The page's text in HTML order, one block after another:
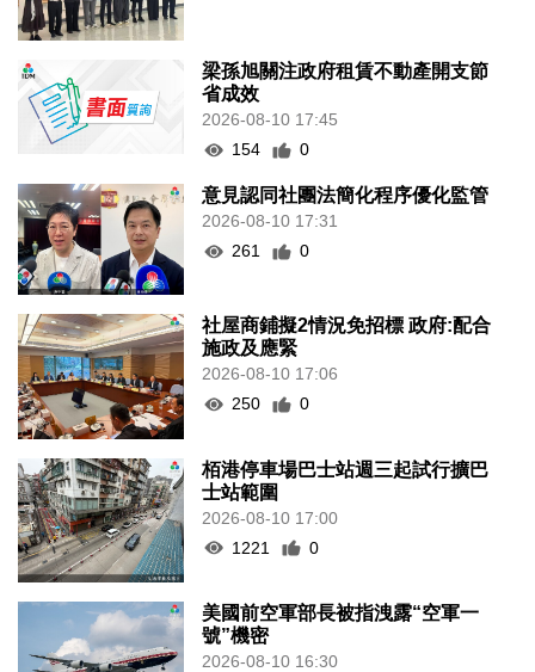
梁孫旭關注政府租賃不動產開支節
省成效
2026-08-10 17:45
154
0
意見認同社團法簡化程序優化監管
2026-08-10 17:31
261
0
社屋商鋪擬2情況免招標 政府:配合
施政及應緊
2026-08-10 17:06
250
0
栢港停車場巴士站週三起試行擴巴
士站範圍
2026-08-10 17:00
1221
0
美國前空軍部長被指洩露“空軍一
號”機密
2026-08-10 16:30